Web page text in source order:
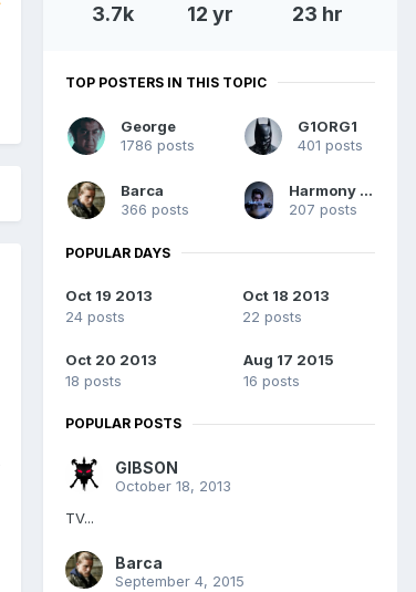
3.7k 12 yr 23 hr
TOP POSTERS IN THIS TOPIC
George
1786 posts
G1ORG1
401 posts
Barca
366 posts
Harmony Lines
207 posts
POPULAR DAYS
Oct 19 2013
24 posts
Oct 18 2013
22 posts
Oct 20 2013
18 posts
Aug 17 2015
16 posts
POPULAR POSTS
GIBSON
October 18, 2013
TV...
Barca
September 4, 2015